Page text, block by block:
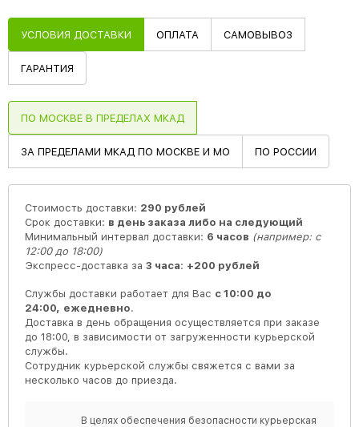
УСЛОВИЯ ДОСТАВКИ ОПЛАТА САМОВЫВОЗ
ГАРАНТИЯ
ПО МОСКВЕ В ПРЕДЕЛАХ МКАД
ЗА ПРЕДЕЛАМИ МКАД ПО МОСКВЕ И МО ПО РОССИИ
Стоимость доставки: 290 рублей
Срок доставки: в день заказа либо на следующий
Минимальный интервал доставки: 6 часов (например: с
12:00 до 18:00)
Экспресс-доставка за 3 часа: +200 рублей
Службы доставки работает для Вас с 10:00 до
24:00, ежедневно.
Доставка в день обращения осуществляется при заказе
до 18:00, в зависимости от загруженности курьерской
службы.
Сотрудник курьерской службы свяжется с вами за
несколько часов до приезда.
В целях обеспечения безопасности курьерская